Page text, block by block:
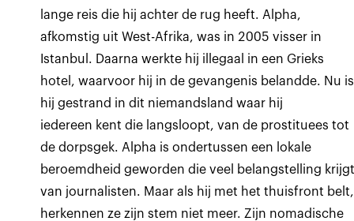
lange reis die hij achter de rug heeft. Alpha,
afkomstig uit West-Afrika, was in 2005 visser in
Istanbul. Daarna werkte hij illegaal in een Grieks
hotel, waarvoor hij in de gevangenis belandde. Nu is
hij gestrand in dit niemandsland waar hij
iedereen kent die langsloopt, van de prostituees tot
de dorpsgek. Alpha is ondertussen een lokale
beroemdheid geworden die veel belangstelling
van journalisten. Maar als hij met het thuisfront belt,
herkennen ze zijn stem niet meer. Zijn nomadische